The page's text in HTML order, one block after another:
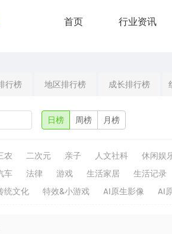
首页 行业资讯
行榜 地区排行榜 成长排行榜
日榜 周榜 月榜
农 二次元 亲子 人文社科
休闲娱
车 法律 游戏 生活家居
生活记录
统文化 特效&小游戏 AI原生影像 AI